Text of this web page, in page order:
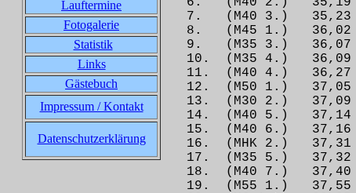
Lauftermine
Fotogalerie
Statistik
Links
Gästebuch
Impressum / Kontakt
Datenschutzerklärung
7. (M40 3.)
8. (M45 1.) 36,02
9. (M35 3.)
10. (M35 4.)
11. (M40 4.)
12. (M50 1.) 37,05
13. (M30 2.)
14. (M40 5.) 37,14
15. (M40 6.)
16. (MHK 2.)
17. (M35 5.)
18. (M40 7.) 37,40
19. (M55 1.)